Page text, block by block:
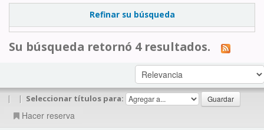
Refinar su búsqueda
Su búsqueda retornó 4 resultados.
| | Seleccionar títulos para:
Hacer reserva